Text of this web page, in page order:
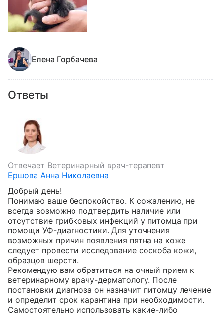
Елена Горбачева
Ответы
Отвечает Ветеринарный врач-терапевт
Ершова Анна Николаевна
Добрый день!
Понимаю ваше беспокойство. К сожалению, не
всегда возможно подтвердить наличие или
отсутствие грибковых инфекций у питомца при
помощи УФ-диагностики. Для уточнения
возможных причин появления пятна на коже
следует провести исследование соскоба кожи,
образцов шерсти.
Рекомендую вам обратиться на очный прием к
ветеринарному врачу-дерматологу. После
постановки диагноза он назначит питомцу лечение
и определит срок карантина при необходимости.
Самостоятельно использовать какие-либо